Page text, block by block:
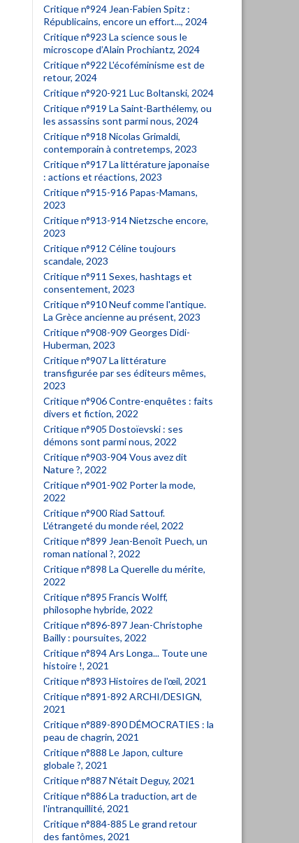
Critique n°924 Jean-Fabien Spitz :
Républicains, encore un effort..., 2024
Critique n°923 La science sous le
microscope d’Alain Prochiantz, 2024
Critique n°922 L'écoféminisme est de
retour, 2024
Critique n°920-921 Luc Boltanski, 2024
Critique n°919 La Saint-Barthélemy, ou
les assassins sont parmi nous, 2024
Critique n°918 Nicolas Grimaldi,
contemporain à contretemps, 2023
Critique n°917 La littérature japonaise
: actions et réactions, 2023
Critique n°915-916 Papas-Mamans,
2023
Critique n°913-914 Nietzsche encore,
2023
Critique n°912 Céline toujours
scandale, 2023
Critique n°911 Sexes, hashtags et
consentement, 2023
Critique n°910 Neuf comme l'antique.
La Grèce ancienne au présent, 2023
Critique n°908-909 Georges Didi-
Huberman, 2023
Critique n°907 La littérature
transfigurée par ses éditeurs mêmes,
2023
Critique n°906 Contre-enquêtes : faits
divers et fiction, 2022
Critique n°905 Dostoïevski : ses
démons sont parmi nous, 2022
Critique n°903-904 Vous avez dit
Nature ?, 2022
Critique n°901-902 Porter la mode,
2022
Critique n°900 Riad Sattouf.
L'étrangeté du monde réel, 2022
Critique n°899 Jean-Benoît Puech, un
roman national ?, 2022
Critique n°898 La Querelle du mérite,
2022
Critique n°895 Francis Wolff,
philosophe hybride, 2022
Critique n°896-897 Jean-Christophe
Bailly : poursuites, 2022
Critique n°894 Ars Longa... Toute une
histoire !, 2021
Critique n°893 Histoires de l'œil, 2021
Critique n°891-892 ARCHI/DESIGN,
2021
Critique n°889-890 DÉMOCRATIES : la
peau de chagrin, 2021
Critique n°888 Le Japon, culture
globale ?, 2021
Critique n°887 N'était Deguy, 2021
Critique n°886 La traduction, art de
l'intranquillité, 2021
Critique n°884-885 Le grand retour
des fantômes, 2021